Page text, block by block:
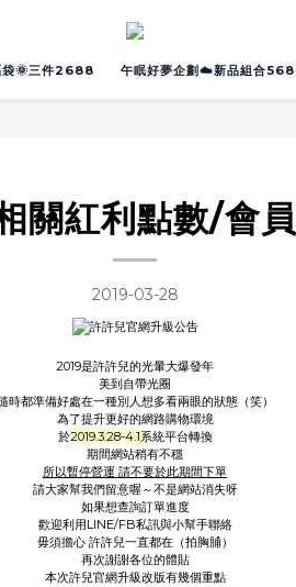
袋🌞三件2688 午眠好夢企劃☁️新品組合
關紅利點數/會
2019-03-28
2019是許許兒的光暈大爆發年
美到自帶光圈
時都準備好處在一種別人想多看兩眼的狀態（笑）
為了提升更好的網路購物環境
於2019.3.28-4.1系統平台轉換
期間網站稍有不穩
所以暫停營運 請不要於此期間下單
請大家幫我們留意喔～不是網站消失呀
如果想查詢訂單進度
歡迎利用LINE/FB私訊與小幫手聯絡
毋須擔心 許許兒一直都在（拍胸脯）
再次謝謝各位的體貼
本次許兒官網升級改版有幾個重點